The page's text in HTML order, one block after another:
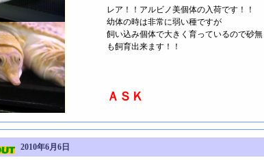
レア！！アルビノ美個体の入荷です！！
幼体の時は非常に弱い種ですが
飼い込み個体で大きく育っているので砂無
も飼育出来ます！！
ＡＳＫ
2010年6月6日